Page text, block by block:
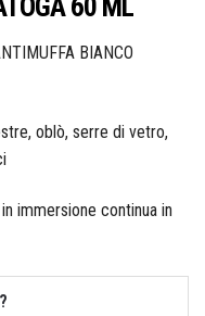
60 ML
BIANCO
oblò, serre di vetro,
immersione continua in